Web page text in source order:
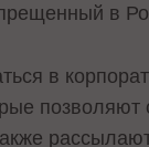
в
в
позволяют